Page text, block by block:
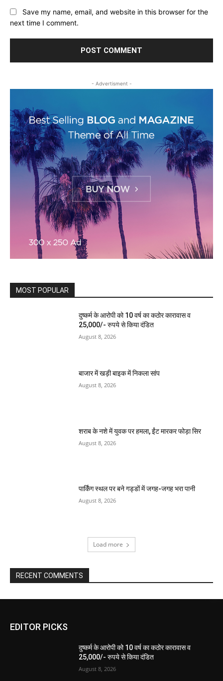
Save my name, email, and website in this browser for the
next time I comment.
- Advertisment -
MOST POPULAR
दुष्कर्म के आरोपी को 10 वर्ष का कठोर कारावास व
25,000/- रुपये से किया दंडित
August 8, 2026
बाजार में खड़ी बाइक में निकला सांप
August 8, 2026
शराब के नशे में युवक पर हमला, ईंट मारकर फोड़ा सिर
August 8, 2026
पार्किंग स्थल पर बने गड्डों में जगह-जगह भरा पानी
August 8, 2026
Load more
RECENT COMMENTS
EDITOR PICKS
दुष्कर्म के आरोपी को 10 वर्ष का कठोर कारावास व
25,000/- रुपये से किया दंडित
August 8, 2026